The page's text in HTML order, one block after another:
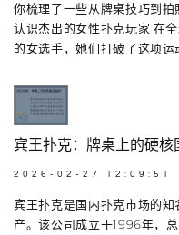
你梳理了一些从牌桌技巧到拍
认识杰出的女性扑克玩家 在
的女选手，她们打破了这项运
宾王扑克：牌桌上的硬核
2026-02-27 12:09:51
宾王扑克是国内扑克市场的
产。该公司成立于1996年，